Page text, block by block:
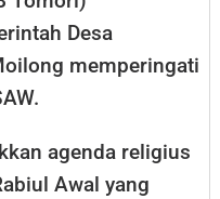
Desa
memperingati
agenda religius
Awal yang